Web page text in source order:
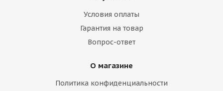
Условия оплаты
Гарантия на товар
Вопрос-ответ
О магазине
Политика конфиденциальности